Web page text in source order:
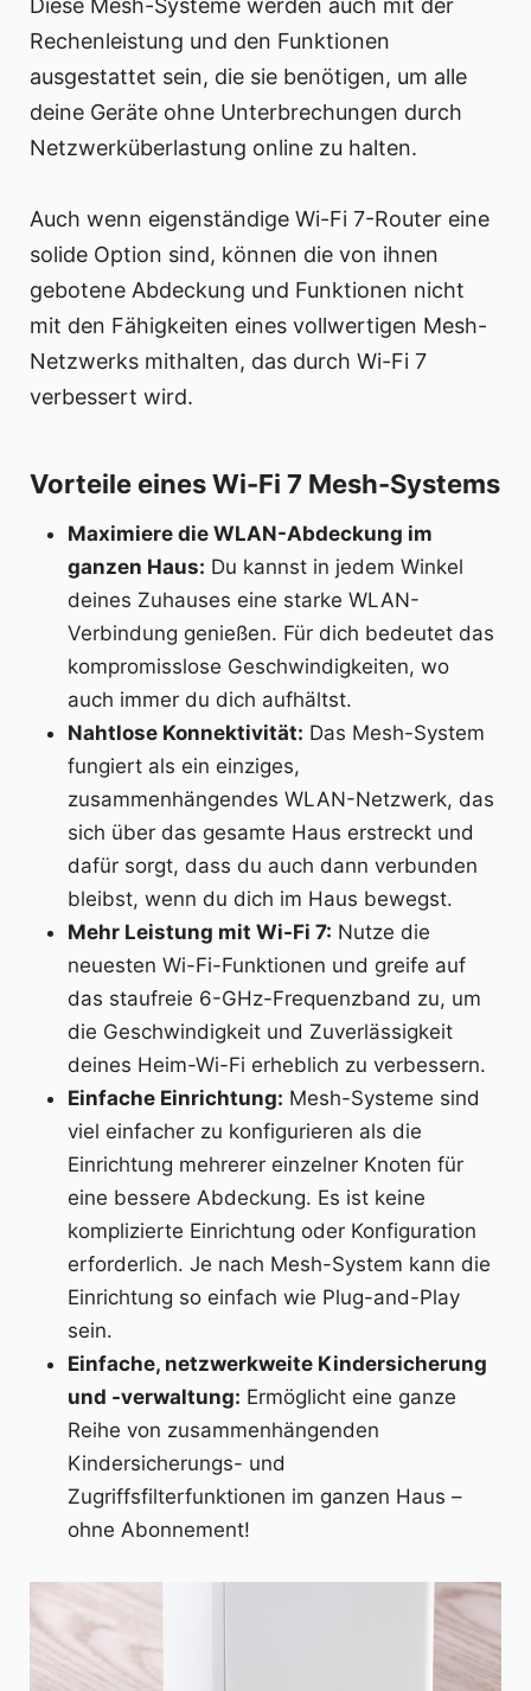
Rechenleistung und den Funktionen
ausgestattet sein, die sie benötigen, um alle
deine Geräte ohne Unterbrechungen durch
Netzwerküberlastung online zu halten.
Auch wenn eigenständige Wi-Fi 7-Router eine
solide Option sind, können die von ihnen
gebotene Abdeckung und Funktionen nicht
mit den Fähigkeiten eines vollwertigen Mesh-
Netzwerks mithalten, das durch Wi-Fi 7
verbessert wird.
Vorteile eines Wi-Fi 7 Mesh-Systems
Maximiere die WLAN-Abdeckung im
ganzen Haus: Du kannst in jedem Winkel
deines Zuhauses eine starke WLAN-
Verbindung genießen. Für dich bedeutet das
kompromisslose Geschwindigkeiten, wo
auch immer du dich aufhältst.
Nahtlose Konnektivität: Das Mesh-System
fungiert als ein einziges,
zusammenhängendes WLAN-Netzwerk, das
sich über das gesamte Haus erstreckt und
dafür sorgt, dass du auch dann verbunden
bleibst, wenn du dich im Haus bewegst.
Mehr Leistung mit Wi-Fi 7: Nutze die
neuesten Wi-Fi-Funktionen und greife auf
das staufreie 6-GHz-Frequenzband zu, um
die Geschwindigkeit und Zuverlässigkeit
deines Heim-Wi-Fi erheblich zu verbessern.
Einfache Einrichtung: Mesh-Systeme sind
viel einfacher zu konfigurieren als die
Einrichtung mehrerer einzelner Knoten für
eine bessere Abdeckung. Es ist keine
komplizierte Einrichtung oder Konfiguration
erforderlich. Je nach Mesh-System kann die
Einrichtung so einfach wie Plug-and-Play
sein.
Einfache, netzwerkweite Kindersicherung
und -verwaltung: Ermöglicht eine ganze
Reihe von zusammenhängenden
Kindersicherungs- und
Zugriffsfilterfunktionen im ganzen Haus –
ohne Abonnement!